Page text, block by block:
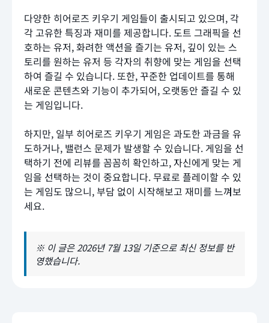
다양한 히어로즈 키우기 게임들이 출시되고 있으며, 각
각 고유한 특징과 재미를 제공합니다. 도트 그래픽을 선
호하는 유저, 화려한 액션을 즐기는 유저, 깊이 있는 스
토리를 원하는 유저 등 각자의 취향에 맞는 게임을 선택
하여 즐길 수 있습니다. 또한, 꾸준한 업데이트를 통해
새로운 콘텐츠와 기능이 추가되어, 오랫동안 즐길 수 있
는 게임입니다.
하지만, 일부 히어로즈 키우기 게임은 과도한 과금을 유
도하거나, 밸런스 문제가 발생할 수 있습니다. 게임을 선
택하기 전에 리뷰를 꼼꼼히 확인하고, 자신에게 맞는 게
임을 선택하는 것이 중요합니다. 무료로 플레이할 수 있
는 게임도 많으니, 부담 없이 시작해보고 재미를 느껴보
세요.
※ 이 글은 2026년 7월 13일 기준으로 최신 정보를 반
영했습니다.